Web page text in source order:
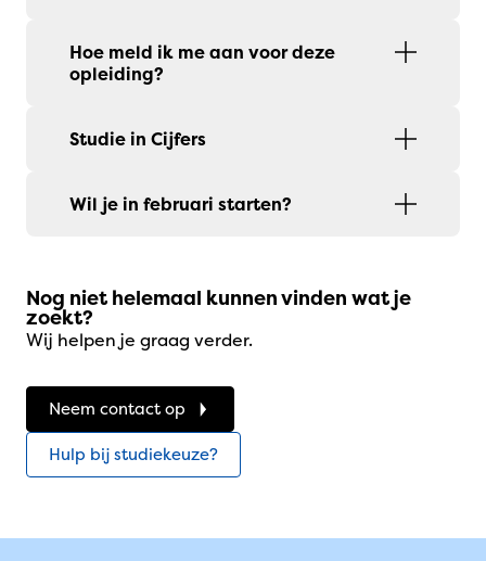
Hoe meld ik me aan voor deze
opleiding?
Studie in Cijfers
Wil je in februari starten?
Nog niet helemaal kunnen vinden wat je
zoekt?
Wij helpen je graag verder.
Neem contact op
Hulp bij studiekeuze?